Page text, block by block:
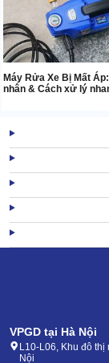
Máy Rửa Xe Bị Mất
nhân & Cách xử lý
VPGD tại Hà Nội
L10-L06, Khu đô
Nội